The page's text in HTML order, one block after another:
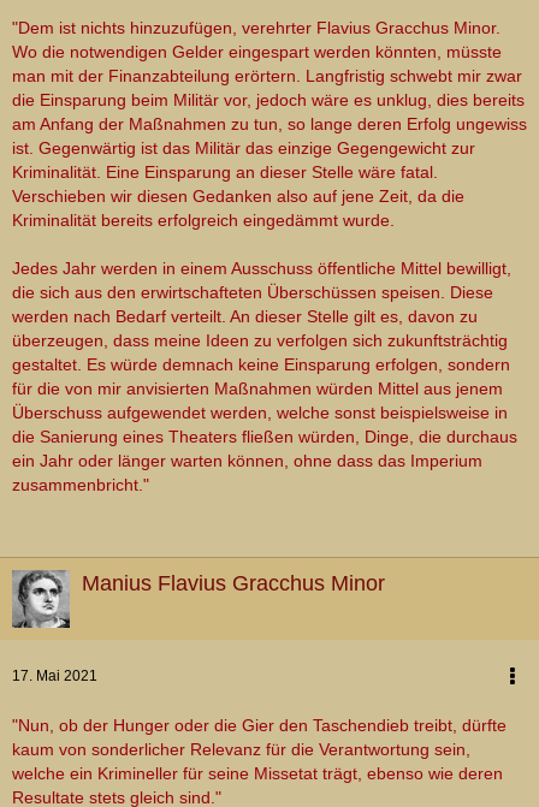
"Dem ist nichts hinzuzufügen, verehrter Flavius Gracchus Minor.
Wo die notwendigen Gelder eingespart werden könnten, müsste
man mit der Finanzabteilung erörtern. Langfristig schwebt mir zwar
die Einsparung beim Militär vor, jedoch wäre es unklug, dies bereits
am Anfang der Maßnahmen zu tun, so lange deren Erfolg ungewiss
ist. Gegenwärtig ist das Militär das einzige Gegengewicht zur
Kriminalität. Eine Einsparung an dieser Stelle wäre fatal.
Verschieben wir diesen Gedanken also auf jene Zeit, da die
Kriminalität bereits erfolgreich eingedämmt wurde.
Jedes Jahr werden in einem Ausschuss öffentliche Mittel bewilligt,
die sich aus den erwirtschafteten Überschüssen speisen. Diese
werden nach Bedarf verteilt. An dieser Stelle gilt es, davon zu
überzeugen, dass meine Ideen zu verfolgen sich zukunftsträchtig
gestaltet. Es würde demnach keine Einsparung erfolgen, sondern
für die von mir anvisierten Maßnahmen würden Mittel aus jenem
Überschuss aufgewendet werden, welche sonst beispielsweise in
die Sanierung eines Theaters fließen würden, Dinge, die durchaus
ein Jahr oder länger warten können, ohne dass das Imperium
zusammenbricht."
Manius Flavius Gracchus Minor
17. Mai 2021
"Nun, ob der Hunger oder die Gier den Taschendieb treibt, dürfte
kaum von sonderlicher Relevanz für die Verantwortung sein,
welche ein Krimineller für seine Missetat trägt, ebenso wie deren
Resultate stets gleich sind."